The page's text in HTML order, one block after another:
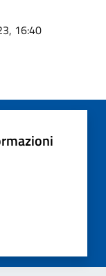
16:40